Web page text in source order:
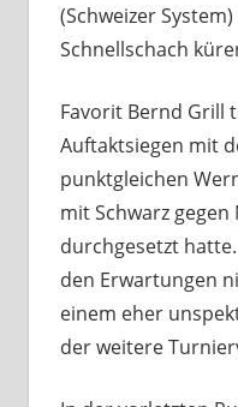
(Schweizer
Schnellschach
Favorit Bernd Grill
Auftaktsiegen mit
punktgleichen
mit Schwarz
durchgesetzt
den Erwartungen
einem eher
der weitere